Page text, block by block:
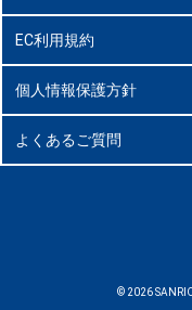
EC利用規約
個人情報保護方針
よくあるご質問
© 2026